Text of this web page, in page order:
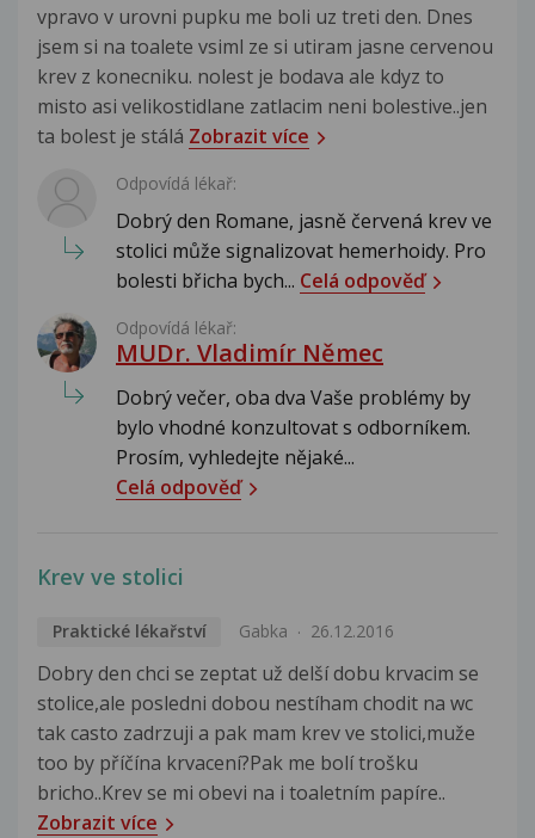
vpravo v urovni pupku me boli uz treti den. Dnes
jsem si na toalete vsiml ze si utiram jasne cervenou
krev z konecniku. nolest je bodava ale kdyz to
misto asi velikostidlane zatlacim neni bolestive..jen
ta bolest je stálá Zobrazit více
Odpovídá lékař:
Dobrý den Romane, jasně červená krev ve
stolici může signalizovat hemerhoidy. Pro
bolesti břicha bych... Celá odpověď
Odpovídá lékař:
MUDr. Vladimír Němec
Dobrý večer, oba dva Vaše problémy by
bylo vhodné konzultovat s odborníkem.
Prosím, vyhledejte nějaké...
Celá odpověď
Krev ve stolici
Praktické lékařství Gabka 26.12.2016
Dobry den chci se zeptat už delší dobu krvacim se
stolice,ale posledni dobou nestíham chodit na wc
tak casto zadrzuji a pak mam krev ve stolici,muže
too by příčína krvacení?Pak me bolí trošku
bricho..Krev se mi obevi na i toaletním papíre..
Zobrazit více